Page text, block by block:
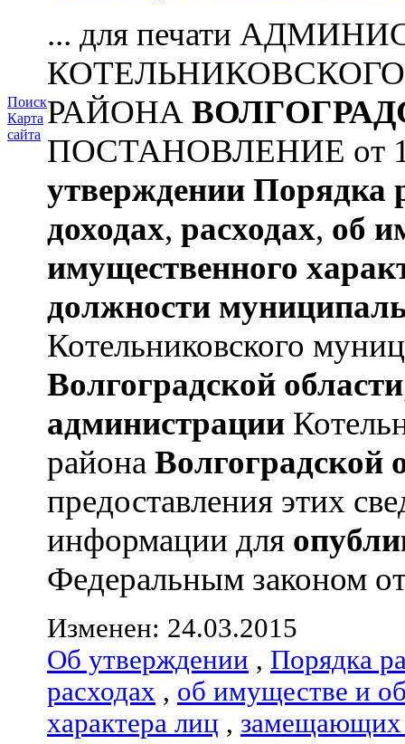
Поиск
Карта
сайта
... для печати
РАЙОНА
ПОСТАНОВЛЕНИЕ от
утверждении Порядка
доходах, расходах, об
имущественного
должности
Котельниковского
Волгоградской области
администрации
района Волгоградской
предоставления этих
информации для
Федеральным законом
Изменен: 24.03.2015
Об утверждении , Порядка
расходах , об имуществе и
характера лиц , замещающих